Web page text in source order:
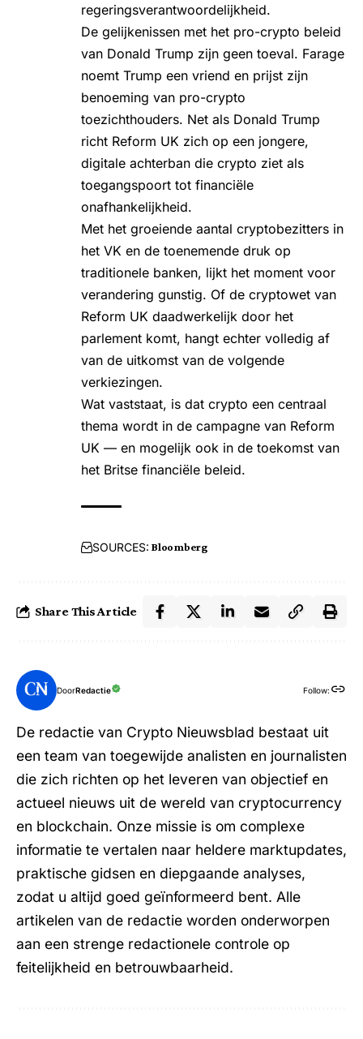
regeringsverantwoordelijkheid.
De gelijkenissen met het pro-crypto beleid
van Donald Trump zijn geen toeval. Farage
noemt Trump een vriend en prijst zijn
benoeming van pro-crypto
toezichthouders. Net als Donald Trump
richt Reform UK zich op een jongere,
digitale achterban die crypto ziet als
toegangspoort tot financiële
onafhankelijkheid.
Met het groeiende aantal cryptobezitters in
het VK en de toenemende druk op
traditionele banken, lijkt het moment voor
verandering gunstig. Of de cryptowet van
Reform UK daadwerkelijk door het
parlement komt, hangt echter volledig af
van de uitkomst van de volgende
verkiezingen.
Wat vaststaat, is dat crypto een centraal
thema wordt in de campagne van Reform
UK — en mogelijk ook in de toekomst van
het Britse financiële beleid.
SOURCES: Bloomberg
Share This Article
DoorRedactie Follow:
De redactie van Crypto Nieuwsblad bestaat uit
een team van toegewijde analisten en journalisten
die zich richten op het leveren van objectief en
actueel nieuws uit de wereld van cryptocurrency
en blockchain. Onze missie is om complexe
informatie te vertalen naar heldere marktupdates,
praktische gidsen en diepgaande analyses,
zodat u altijd goed geïnformeerd bent. Alle
artikelen van de redactie worden onderworpen
aan een strenge redactionele controle op
feitelijkheid en betrouwbaarheid.